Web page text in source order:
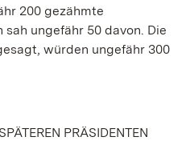
200 gezähmte
ungefähr 50 davon. Die
würden ungefähr 300
PRÄSIDENTEN